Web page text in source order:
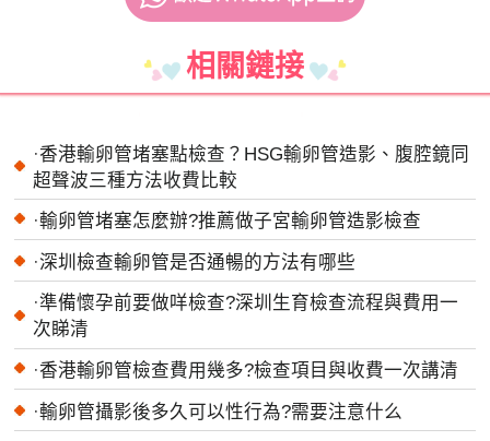
相關鏈接
·香港輸卵管堵塞點檢查？HSG輸卵管造影、腹腔鏡同
超聲波三種方法收費比較
·輸卵管堵塞怎麼辦?推薦做子宮輸卵管造影檢查
·深圳檢查輸卵管是否通暢的方法有哪些
·準備懷孕前要做咩檢查?深圳生育檢查流程與費用一
次睇清
·香港輸卵管檢查費用幾多?檢查項目與收費一次講清
·輸卵管攝影後多久可以性行為?需要注意什么